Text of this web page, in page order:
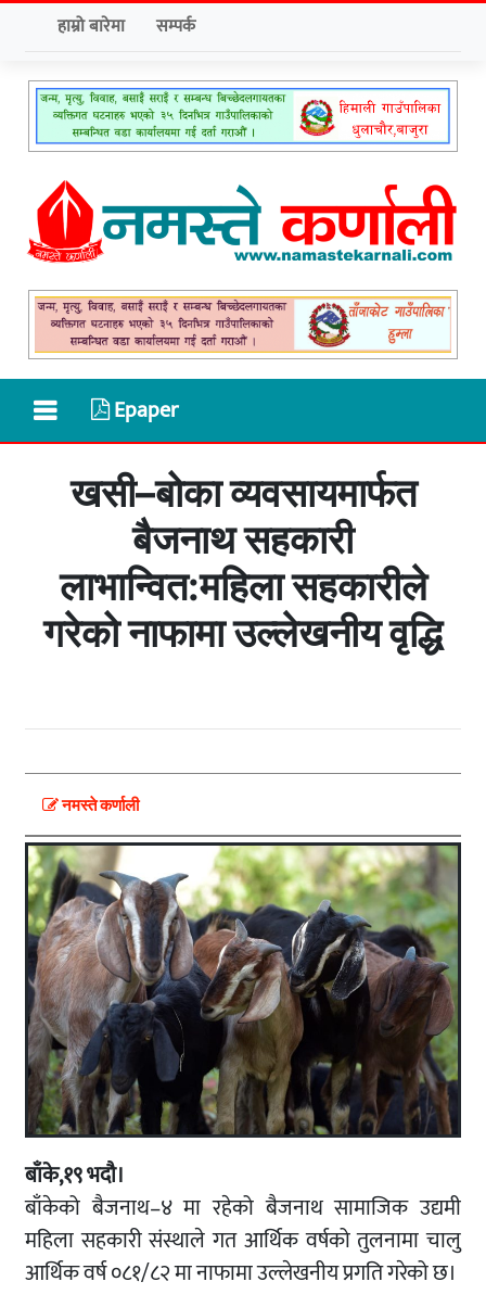
हाम्रो बारेमा सम्पर्क
Epaper
खसी–बोका व्यवसायमार्फत
बैजनाथ सहकारी
लाभान्वित:महिला सहकारीले
गरेको नाफामा उल्लेखनीय वृद्धि
नमस्ते कर्णाली
बाँके,१९ भदौ।
बाँकेको बैजनाथ–४ मा रहेको बैजनाथ सामाजिक उद्यमी
महिला सहकारी संस्थाले गत आर्थिक वर्षको तुलनामा चालु
आर्थिक वर्ष ०८१/८२ मा नाफामा उल्लेखनीय प्रगति गरेको छ।